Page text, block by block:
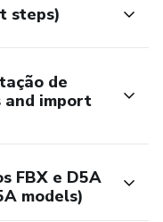
steps)
de
and import
FBX e D5A
models)